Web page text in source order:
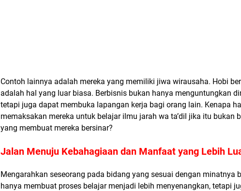
Contoh lainnya adalah mereka yang memiliki jiwa wirausaha. Hobi
adalah hal yang luar biasa. Berbisnis bukan hanya menguntungkan
tetapi juga dapat membuka lapangan kerja bagi orang lain. Kenapa
memaksakan mereka untuk belajar ilmu jarah wa ta’dil jika itu bukan
yang membuat mereka bersinar?
Jalan Menuju Kebahagiaan dan Manfaat yang Lebih
Mengarahkan seseorang pada bidang yang sesuai dengan minatnya
hanya membuat proses belajar menjadi lebih menyenangkan, tetapi